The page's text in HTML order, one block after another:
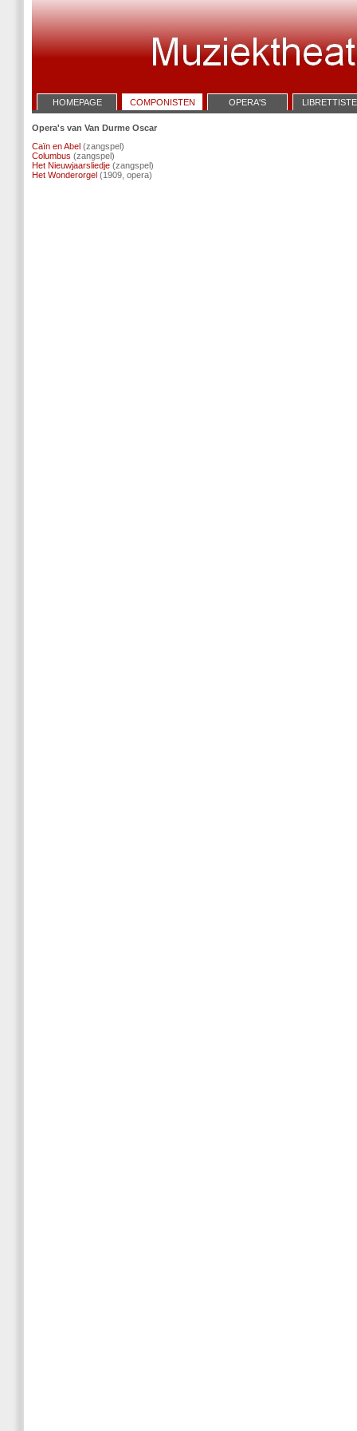
HOMEPAGE COMPONISTEN OPERA'S
Opera's van Van Durme Oscar
Caïn en Abel (zangspel)
Columbus (zangspel)
Het Nieuwjaarsliedje (zangspel)
Het Wonderorgel (1909, opera)